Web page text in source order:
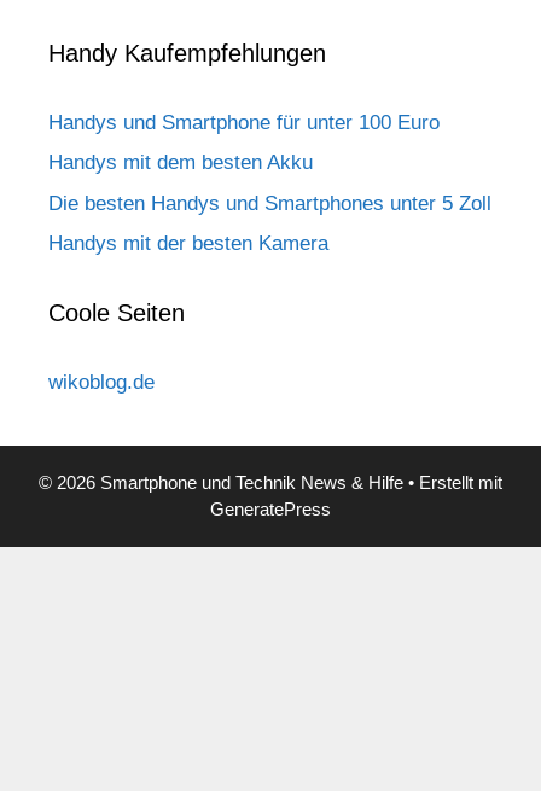
Handy Kaufempfehlungen
Handys und Smartphone für unter 100 Euro
Handys mit dem besten Akku
Die besten Handys und Smartphones unter 5 Zoll
Handys mit der besten Kamera
Coole Seiten
wikoblog.de
© 2026 Smartphone und Technik News & Hilfe • Erstellt mit
GeneratePress